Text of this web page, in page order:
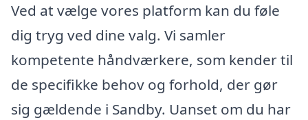
Ved at vælge vores platform kan du føle
dig tryg ved dine valg. Vi samler
kompetente håndværkere, som kender til
de specifikke behov og forhold, der gør
sig gældende i Sandby. Uanset om du har